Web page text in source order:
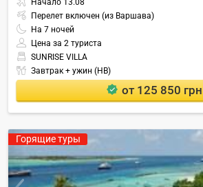
Начало 13.08
Перелет включен (из Варшава)
На 7 ночей
Цена за 2 туриста
SUNRISE VILLA
Завтрак + ужин (HB)
от 125 850 грн
Горящие туры